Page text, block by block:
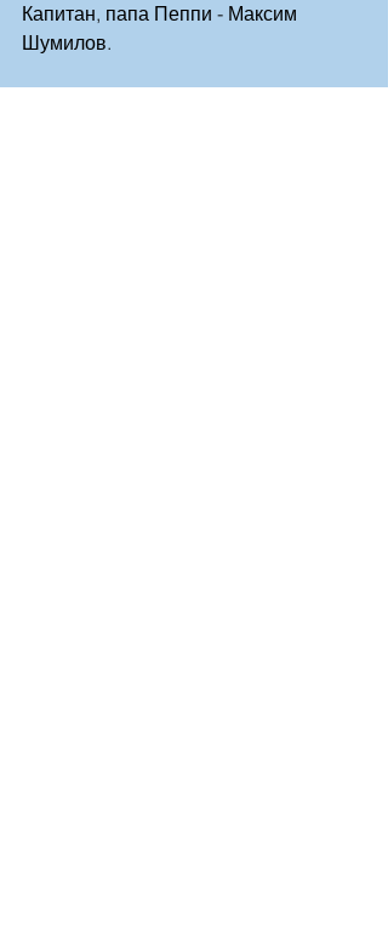
Капитан, папа Пеппи - Максим
Шумилов.